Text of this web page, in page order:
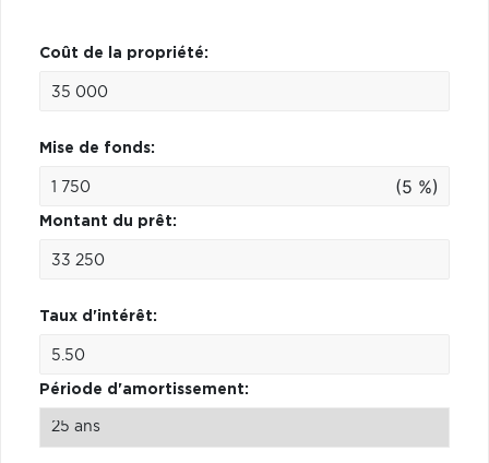
Coût de la propriété:
Mise de fonds:
(5 %)
Montant du prêt:
Taux d'intérêt:
Période d'amortissement: